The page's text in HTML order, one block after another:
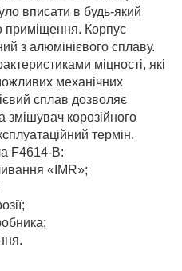
вписати в будь-який
приміщення. Корпус
з алюмінієвого сплаву.
міцності, які
механічних
сплав дозволяє
змішувач корозійного
термін.
F4614-B:
«IMR»;